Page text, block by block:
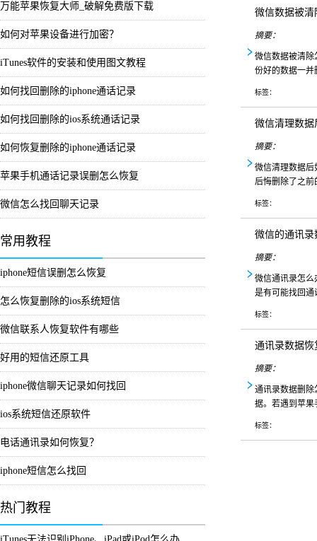
万能苹果恢复大师_破解免费版下载
如何对苹果设备进行加密？
iTunes软件的安装和使用图文教程
如何找回删除的iphone通话记录
如何找回删除的ios系统通话记录
如何恢复删除的iphone通话记录
苹果手机通话记录误删怎么恢复
微信怎么找回聊天记录
常用教程
iphone短信误删怎么恢复
怎么恢复删除的ios系统短信
微信联系人恢复软件有哪些
好用的短信还原工具
iphone微信聊天记录如何找回
ios系统短信还原软件
电话通讯录如何恢复？
iphone短信怎么找回
热门教程
微信数据被
摘要：
微信数据被清除
份好的数据一并
标签：
微信清理数
摘要：
微信清理数据后
后悔删除了之前
标签：
微信的通讯
摘要：
微信通讯录怎么
是有可能找回通
标签：
通讯录数据
摘要：
通讯录数据删除
据。若遇到苹果
标签：